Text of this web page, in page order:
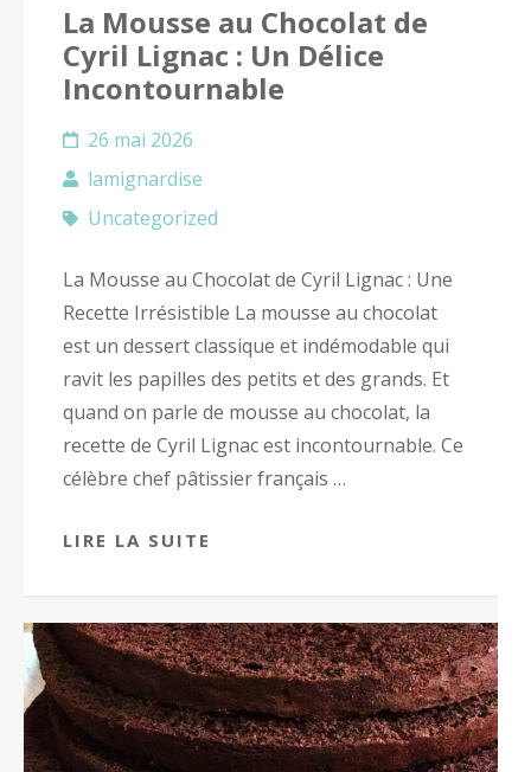
La Mousse au Chocolat de
Cyril Lignac : Un Délice
Incontournable
26 mai 2026
lamignardise
Uncategorized
La Mousse au Chocolat de Cyril Lignac : Une
Recette Irrésistible La mousse au chocolat
est un dessert classique et indémodable qui
ravit les papilles des petits et des grands. Et
quand on parle de mousse au chocolat, la
recette de Cyril Lignac est incontournable. Ce
célèbre chef pâtissier français …
LIRE LA SUITE